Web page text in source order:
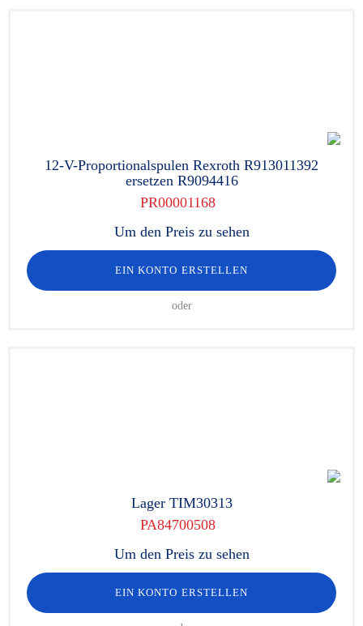
12-V-Proportionalspulen Rexroth R913011392
ersetzen R9094416
PR00001168
Um den Preis zu sehen
EIN KONTO ERSTELLEN
oder
Lager TIM30313
PA84700508
Um den Preis zu sehen
EIN KONTO ERSTELLEN